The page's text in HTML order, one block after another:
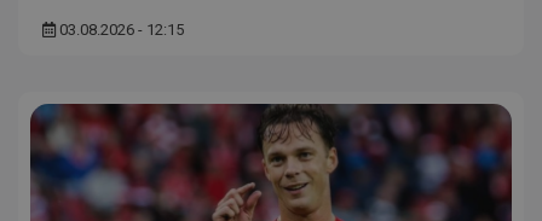
03.08.2026 - 12:15